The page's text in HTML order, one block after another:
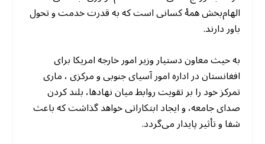
الهام‌بخش همهٔ کسانی است که به قدرت خدمت و تحول
باور دارند.
به حیث معاون دستیار وزیر امور خارجه امریکا برای
افغانستان در اداره امور آسیای جنوبی و مرکزی ، ماری
تمرکز خود را بر تقویت روابط میان نهادها، بلند کردن
صدای جامعه، و ایجاد ابتکاراتی خواهد گذاشت که باعث
شفا و تأثیر پایدار می‌گردد.